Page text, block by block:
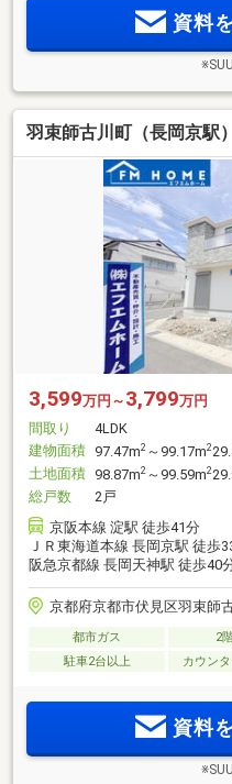
資料
羽束師古川町（長岡京駅
3,599万円～ 3,799万円
間取り
4LDK
建物面積 97.47m2 ～99.17m2
土地面積 98.87m2 ～99.59m2
総戸数
2戸
京阪本線 淀駅 徒歩41分
ＪＲ東海道本線 長岡京駅 徒歩
阪急京都線 長岡天神駅 徒歩40
京都府京都市伏見区羽束師
都市ガス 2
駐車2台以上
カウン
資料